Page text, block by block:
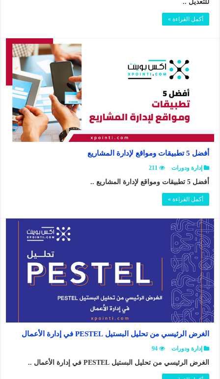
للتعديل ..
أكمل القراءة »
أفضل 5 تطبيقات ومواقع لإدارة المشاريع
إدارة ودورات 211
أفضل 5 تطبيقات ومواقع لإدارة المشاريع ..
أكمل القراءة »
الغرض الرئيسي من تحليل البستيل PESTEL في إدارة الأعمال
إدارة ودورات 94
الغرض الرئيسي من تحليل البستيل PESTEL في إدارة الأعمال ..